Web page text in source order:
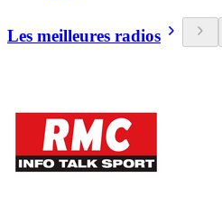
Les meilleures radios